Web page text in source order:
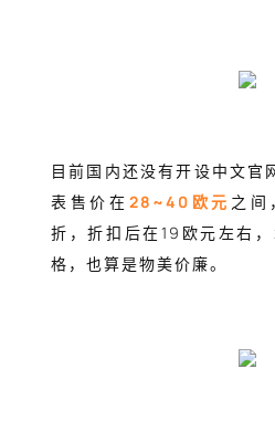
目前国内还没有开设中文官
表售价在 28~40欧元 之间
折，折扣后在19欧元左右
格，也算是物美价廉。